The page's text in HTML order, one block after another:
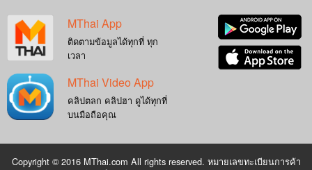
MThai App
ติดตามข้อมูลได้ทุกที่ ทุก
เวลา
MThai Video App
คลิปตลก คลิปฮา ดูได้ทุกที่
บนมือถือคุณ
Copyright © 2016 MThai.com All rights reserved. หมายเลขทะเบียนการค้า